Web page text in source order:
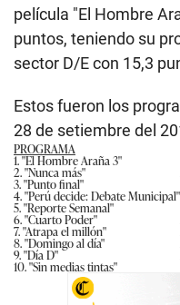
película "El Hombre
puntos, teniendo su
sector D/E con 15,3
Estos fueron los
28 de setiembre del
PROGRAMA
1. "El Hombre Araña 3"
2. "Nunca más"
3. "Punto final"
4. "Perú decide: Debate Municipal"
5. "Reporte Semanal"
6. "Cuarto Poder"
7. "Atrapa el millón"
8. "Domingo al día"
9. "Día D"
10. "Sin medias tintas"